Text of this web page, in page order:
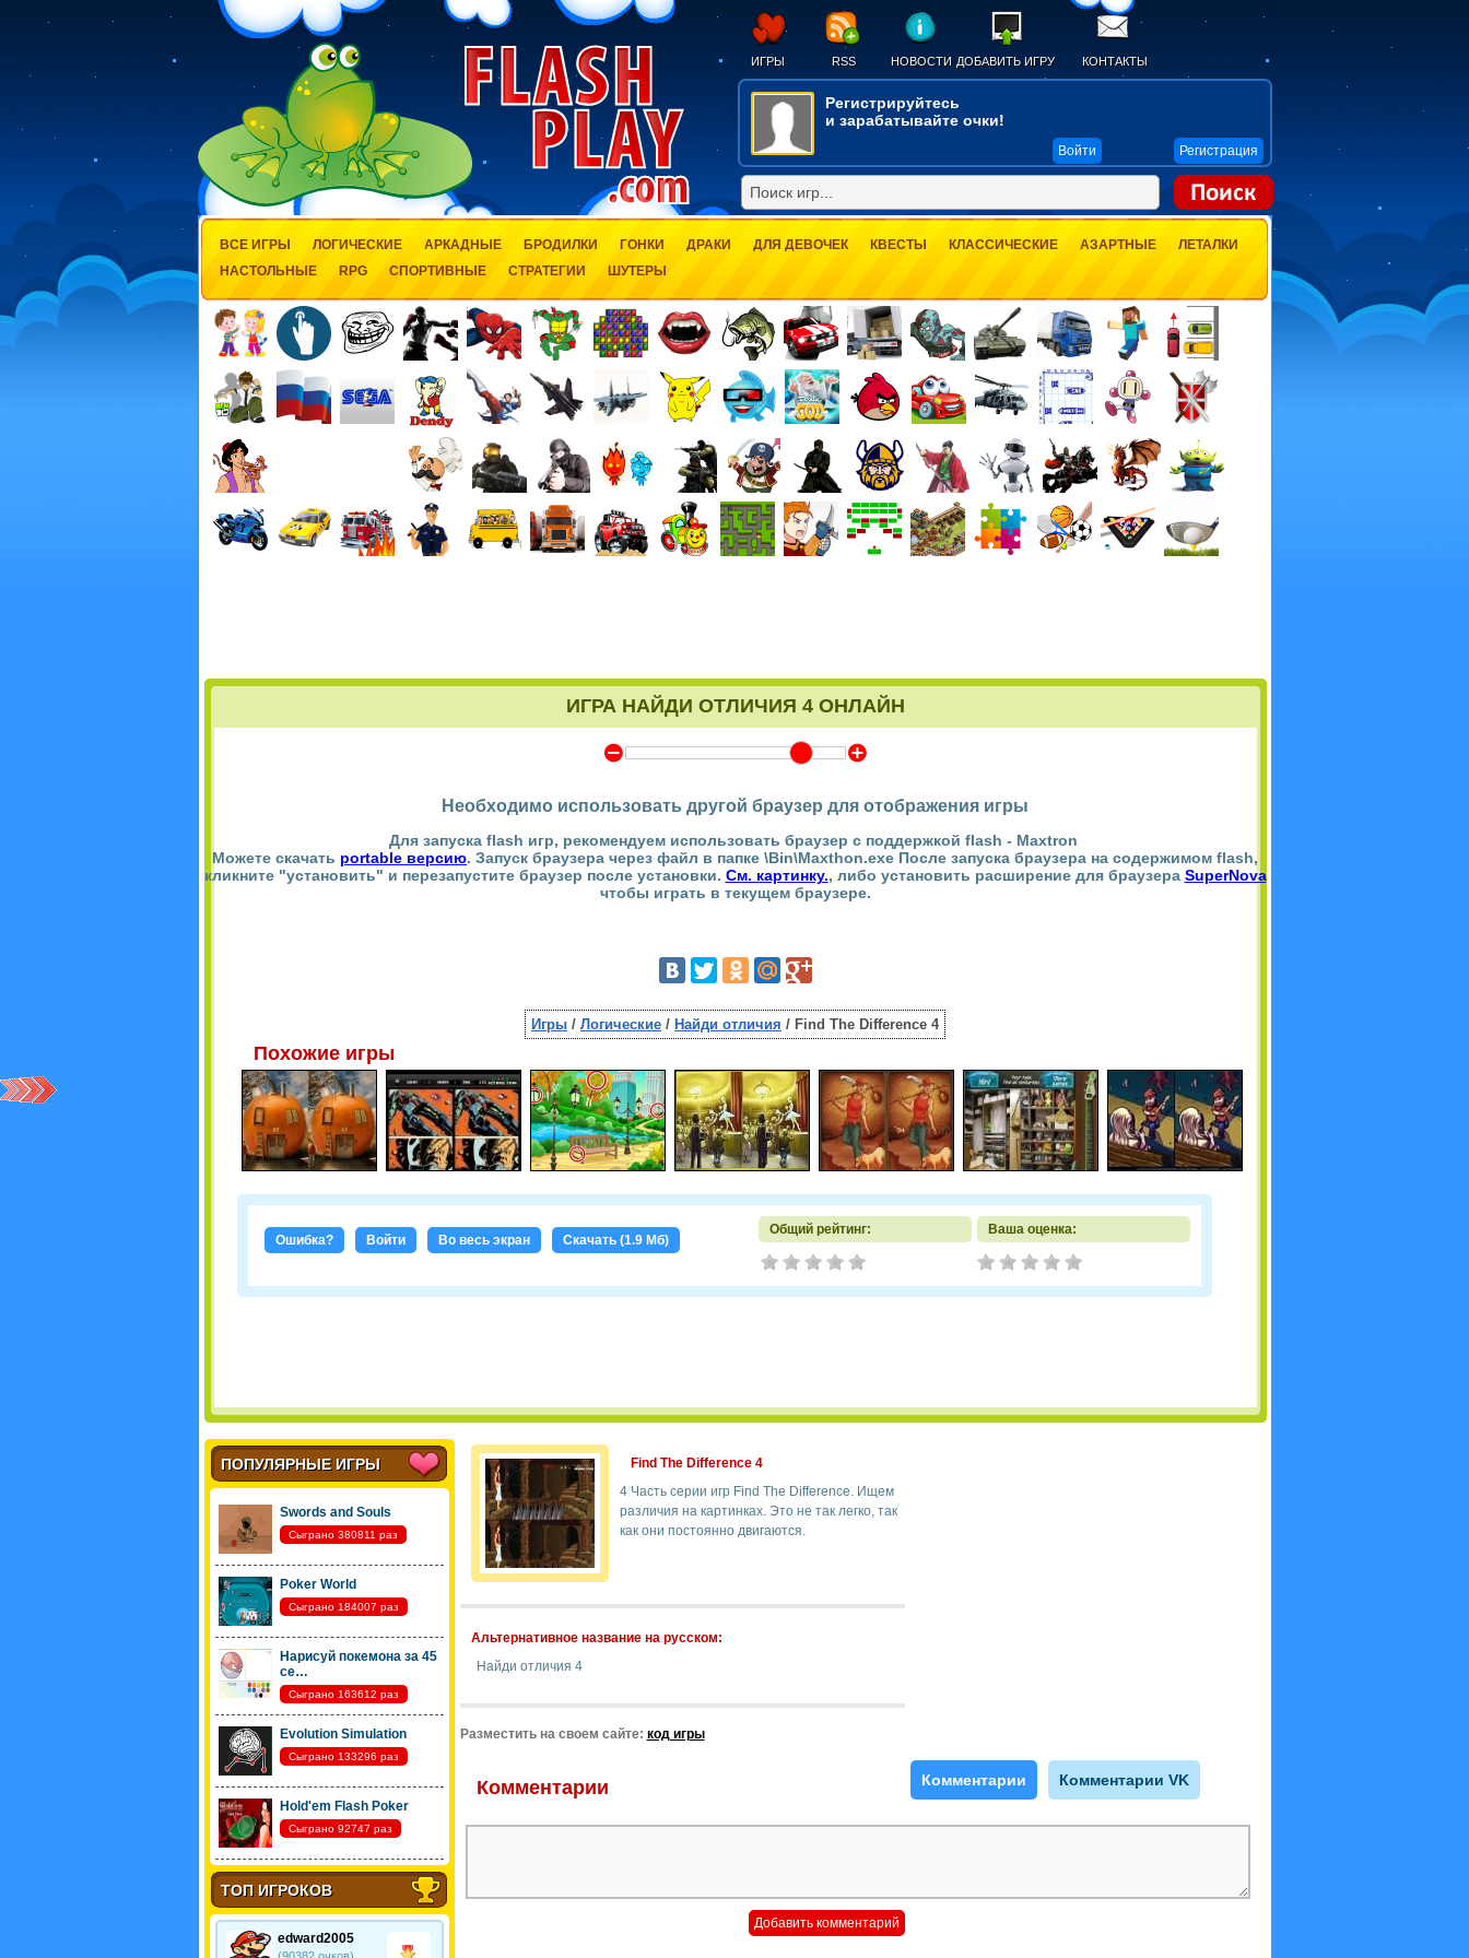
ИГРЫ RSS НОВОСТИ ДОБАВИТЬ ИГРУ КОНТАКТЫ
Регистрируйтесь
и зарабатывайте очки!
Войти Регистрация
ВСЕ ИГРЫ ЛОГИЧЕСКИЕ АРКАДНЫЕ БРОДИЛКИ ГОНКИ ДРАКИ ДЛЯ ДЕВОЧЕК КВЕСТЫ КЛАССИЧЕСКИЕ АЗАРТНЫЕ
ЛЕТАЛКИ
НАСТОЛЬНЫЕ
RPG СПОРТИВНЫЕ СТРАТЕГИИ ШУТЕРЫ
ИГРА НАЙДИ ОТЛИЧИЯ 4 ОНЛАЙН
Y Z
Необходимо использовать другой браузер для отображения игры
Для запуска flash игр, рекомендуем использовать браузер с поддержкой flash - Maxtron
Можете скачать portable версию. Запуск браузера через файл в папке \Bin\Maxthon.exe После запуска браузера на содержимом flash,
кликните "установить" и перезапустите браузер после установки. См. картинку., либо установить расширение для браузера SuperNova
чтобы играть в текущем браузере.
Игры / Логические / Найди отличия / Find The Difference 4
Похожие игры
Ошибка? Войти Во весь экран Скачать (1.9 Мб)
Общий рейтинг: Ваша оценка:
ПОПУЛЯРНЫЕ ИГРЫ
Swords and Souls
Сыграно 380811 раз
Poker World
Сыграно 184007 раз
Нарисуй покемона за 45
се…
Сыграно 163612 раз
Evolution Simulation
Сыграно 133296 раз
Hold'em Flash Poker
Сыграно 92747 раз
ТОП ИГРОКОВ
edward2005
Find The Difference 4
4 Часть серии игр Find The Difference. Ищем
различия на картинках. Это не так легко, так
как они постоянно двигаются.
Альтернативное название на русском:
Найди отличия 4
Разместить на своем сайте: код игры
Комментарии Комментарии Комментарии VK